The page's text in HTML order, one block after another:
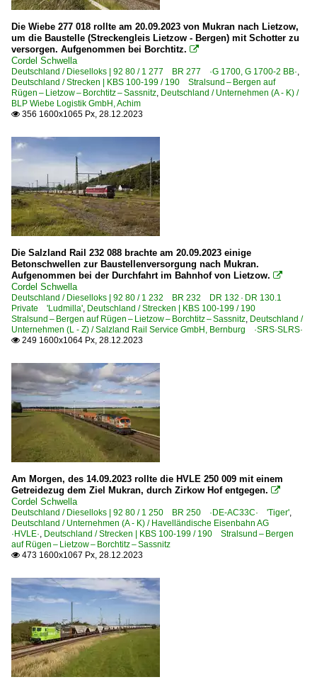
Bahnlogistik24 GmbH Dresden ·BLC·
BLP Wiebe Logistik GmbH, Achim
BUG Verkehrsbau AG, Hoppegarten
DB AutoZug GmbH, Dortmund
DB Fernverkehr AG, Frankfurt (Main)
Eisenbahngesellschaft Potsdam ·EGP·
Erfurter Bahnservice Gesellschaft mbH ·EBS·
Havelländische Eisenbahn AG ·HVLE·
HSL Logistik GmbH, Hamburg
Unternehmen (L - Z)
Leipziger Dampf KulTour ·LDK·
Locon Logistik und Consulting AG, Berlin
Mitteldeutsche Eisenbahn GmbH, Schkopau ·MEG·
northrail Fahrzeugverwaltungs GmbH, Hamburg ·NRAIL·
Nossen-Riesaer Eisenbahn-Compagnie (NRE) GmbH
Ostdeutsche Eisenbahn GmbH, Parchim ·ODEG·
PRESS Eisenbahn-Bau- und Betriebsgesellschaft
RailAdventure GmbH, München ·RADVE·
Salzland Rail Service GmbH, Bernburg ·SRS·SLRS·
smart rail GmbH, Neubiberg ·ZUG·
TRI Train Rental GmbH, Eckental ·TRAIN·
Triangula Logistik GmbH ·TRG·
Vulkan-Eifel-Bahn GmbH, Gerolstein ·VEB·
Weser Ems Eisenbahn GmbH ·WEE·
Unternehmen | historisch
DB Schenker Rail Deutschland AG, Mainz bis 03.2016
Nordliner Gesellschaft für Eisenbahnverkehr mbH,
Die Wiebe 277 018 rollte am 20.09.2023 von Mukran nach Lietzow,
um die Baustelle (Streckengleis Lietzow - Bergen) mit Schotter zu
versorgen. Aufgenommen bei Borchtitz. 
Cordel Schwella
Deutschland / Dieselloks | 92 80 / 1 277 BR 277 ·G 1700, G 1700-2 BB·,
Deutschland / Strecken | KBS 100-199 / 190 Stralsund – Bergen auf
Rügen – Lietzow – Borchtitz – Sassnitz, Deutschland / Unternehmen (A - K) /
BLP Wiebe Logistik GmbH, Achim
 356 1600x1065 Px, 28.12.2023
Die Salzland Rail 232 088 brachte am 20.09.2023 einige
Betonschwellen zur Baustellenversorgung nach Mukran.
Aufgenommen bei der Durchfahrt im Bahnhof von Lietzow. 
Cordel Schwella
Deutschland / Dieselloks | 92 80 / 1 232 BR 232 DR 132 · DR 130.1
Private 'Ludmilla', Deutschland / Strecken | KBS 100-199 / 190
Stralsund – Bergen auf Rügen – Lietzow – Borchtitz – Sassnitz, Deutschland /
Unternehmen (L - Z) / Salzland Rail Service GmbH, Bernburg ·SRS·SLRS·
 249 1600x1064 Px, 28.12.2023
Am Morgen, des 14.09.2023 rollte die HVLE 250 009 mit einem
Getreidezug dem Ziel Mukran, durch Zirkow Hof entgegen. 
Cordel Schwella
Deutschland / Dieselloks | 92 80 / 1 250 BR 250 ·DE-AC33C· 'Tiger',
Deutschland / Unternehmen (A - K) / Havelländische Eisenbahn AG
·HVLE·, Deutschland / Strecken | KBS 100-199 / 190 Stralsund – Bergen
auf Rügen – Lietzow – Borchtitz – Sassnitz
 473 1600x1067 Px, 28.12.2023